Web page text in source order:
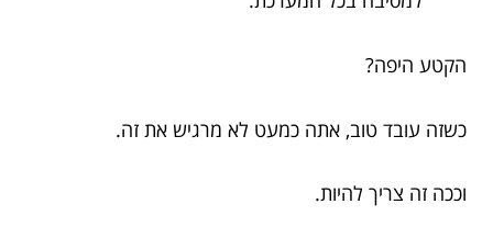
הקטע היפה?
כשזה עובד טוב, אתה כמעט לא מרגיש את זה.
וככה זה צריך להיות.